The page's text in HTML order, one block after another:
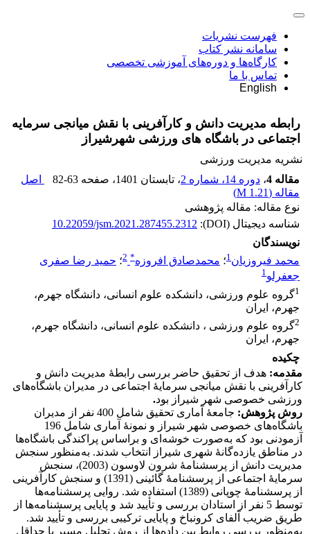
فهرست نشریات
سامانه نشر کتاب
کارگاه‌ها و دوره‌های آموزشی تخصصی
تماس با ما
English
رابطه مدیریت دانش و کارآفرینی با نقش میانجی سرمایه
اجتماعی در باشگاه های ورزشی شهرشیراز
نشریه مدیریت ورزشی
مقاله 4
، دوره 14، شماره 2 ، تابستان 1401 ، صفحه 82-63
اصل
مقاله (1.21 M
)
نوع مقاله: مقاله پژوهشی
شناسه دیجیتال (DOI):
10.22059/jsm.2021.287455.2312
نویسندگان
محمد فیروزیان1؛ محمدصادق افروزه*
2؛ حمید رضا صفری
جعفرلو1
1گروه علوم ورزشی، دانشکده علوم انسانی، دانشگاه جهرم،
جهرم، ایران
2گروه علوم ورزشی ، دانشکده علوم انسانی، دانشگاه جهرم،
جهرم، ایران
چکیده
مقدمه: هدف از تحقیق حاضر بررسی رابطۀ مدیریت دانش و
کارآفرینی با نقش میانجی سرمایۀ اجتماعی در مدیران باشگاه‌های
ورزشی خصوصی شهر شیراز بود.
روش پژوهش:
جامعۀ آماری تحقیق شامل 400 نفر از مدیران
باشگاه‌های خصوصی شهر شیراز و نمونۀ آماری شامل 196
آزمودنی بود که به‌صورت خوشه‌ای و براساس پراکندگی باشگاه‌ها
در مناطق یازده‌گانۀ شهری شیراز انتخاب شدند. به‌منظور سنجش
مدیریت دانش از پرسشنامۀ شرون لاوسون (2003)، سنجش
سرمایۀ اجتماعی از پرسشنامۀ گائینی (1391) و سنجش کارآفرینی
از پرسشنامۀ چوپانی (1389) استفاده شد. روایی پرسشنامه‌ها
توسط 5 نفر از استادان بررسی و تأیید شد و پایایی پرسشنامه‌ها از
طریق ضریب آلفای کرونباخ و پایایی ترکیبی بررسی و تأیید شد.
به‌منظور بررسی روابط بین داده‌ها از روش تحلیل مسیر با حداقل